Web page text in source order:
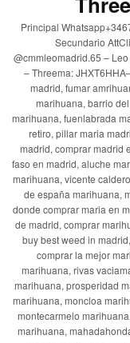
Principal
Secundario
@cmmleomadrid.65 –
– Threema:
madrid, fumar
marihuana, barrio
marihuana, fuenlabrada
retiro, pillar maria
madrid, comprar madrid
faso en madrid, aluche
marihuana, vicente
de españa marihuana,
donde comprar maria en
de madrid, comprar
buy best weed in
comprar la mejor
marihuana, rivas
marihuana, prosperidad
marihuana, moncloa
montecarmelo
marihuana,